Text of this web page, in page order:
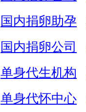
国内捐卵助孕
国内捐卵公司
单身代生机构
单身代怀中心